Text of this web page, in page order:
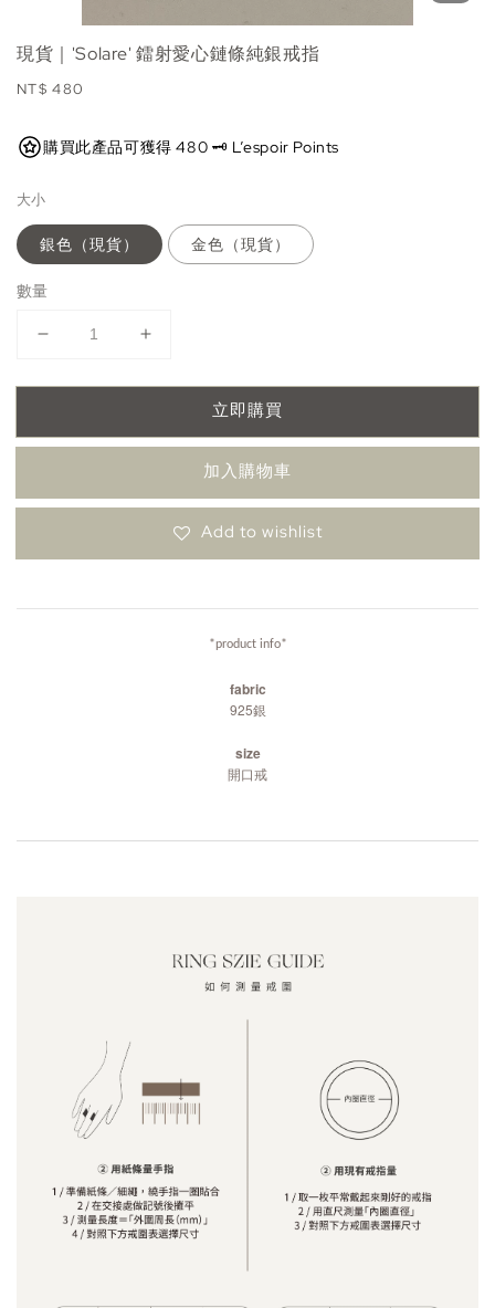
現貨｜'Solare' 鐳射愛心鏈條純銀戒指
Regular
NT$ 480
購買此產品可獲得 480 🗝️ L’espoir Points
大小
銀色（現貨） 金色（現貨）
數量
立即購買
加入購物車
Add to wishlist
*product info*
fabric
925銀
size
開口戒